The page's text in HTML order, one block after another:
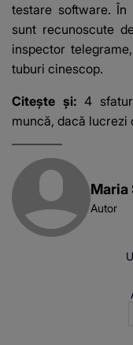
testare software.
sunt recunoscute
inspector
tuburi cinescop.
Citește și: 4
muncă, dacă lucrezi
Maria
Autor